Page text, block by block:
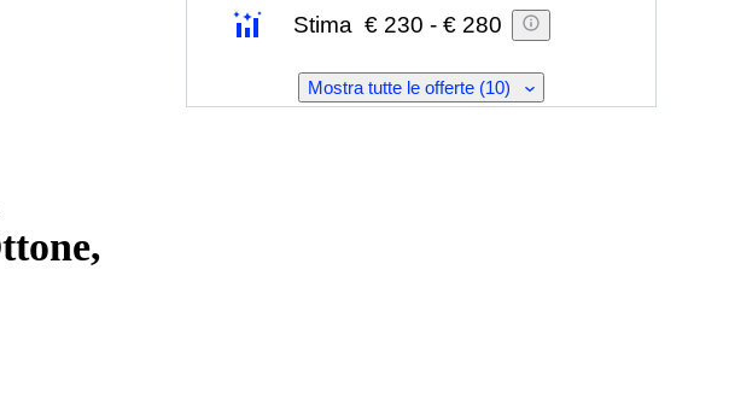
Stima € 230 - € 280
Mostra tutte le offerte (10)